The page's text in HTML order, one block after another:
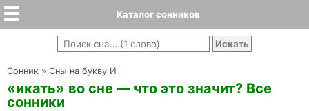
Каталог сонников
Cонник » Сны на букву И
«икать» во сне — что это значит? Все
сонники